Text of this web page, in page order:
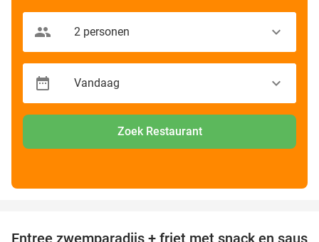
Zoek Restaurant
Entree zwemparadijs + friet met snack en saus